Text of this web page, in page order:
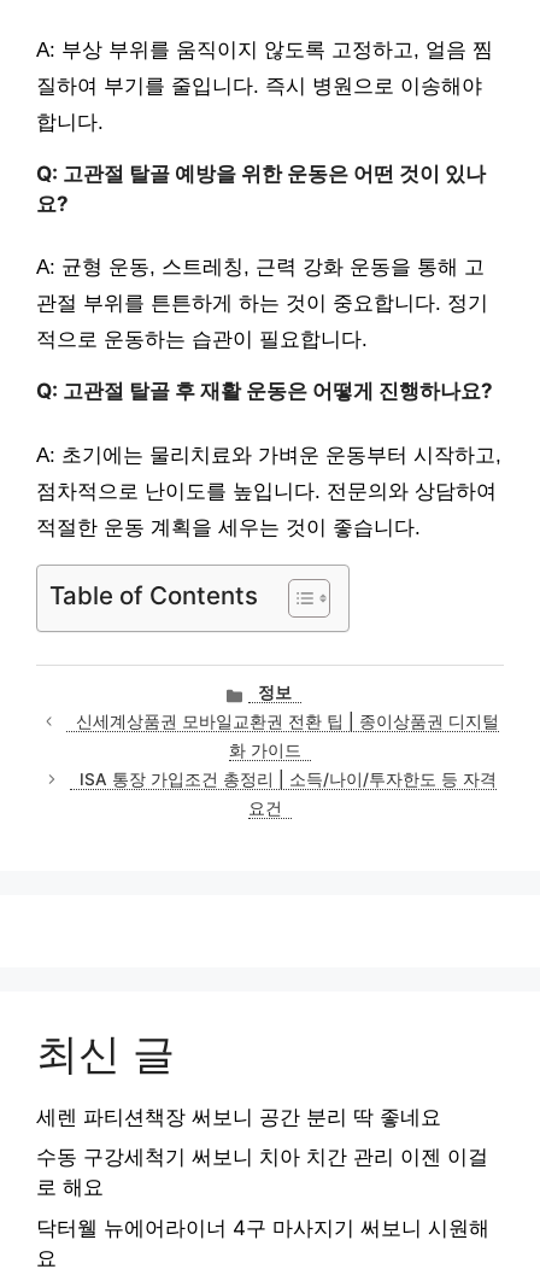
A: 부상 부위를 움직이지 않도록 고정하고, 얼음 찜
질하여 부기를 줄입니다. 즉시 병원으로 이송해야
합니다.
Q: 고관절 탈골 예방을 위한 운동은 어떤 것이 있나
요?
A: 균형 운동, 스트레칭, 근력 강화 운동을 통해 고
관절 부위를 튼튼하게 하는 것이 중요합니다. 정기
적으로 운동하는 습관이 필요합니다.
Q: 고관절 탈골 후 재활 운동은 어떻게 진행하나요?
A: 초기에는 물리치료와 가벼운 운동부터 시작하고,
점차적으로 난이도를 높입니다. 전문의와 상담하여
적절한 운동 계획을 세우는 것이 좋습니다.
Table of Contents
카
테
고
리
정보
신세계상품권 모바일교환권 전환 팁 | 종이상품권 디지털
화 가이드
ISA 통장 가입조건 총정리 | 소득/나이/투자한도 등 자격
요건
최신 글
세렌 파티션책장 써보니 공간 분리 딱 좋네요
수동 구강세척기 써보니 치아 치간 관리 이젠 이걸
로 해요
닥터웰 뉴에어라이너 4구 마사지기 써보니 시원해
요